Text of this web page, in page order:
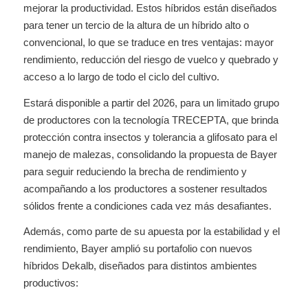
mejorar la productividad. Estos híbridos están diseñados
para tener un tercio de la altura de un híbrido alto o
convencional, lo que se traduce en tres ventajas: mayor
rendimiento, reducción del riesgo de vuelco y quebrado y
acceso a lo largo de todo el ciclo del cultivo.
Estará disponible a partir del 2026, para un limitado grupo
de productores con la tecnología TRECEPTA, que brinda
protección contra insectos y tolerancia a glifosato para el
manejo de malezas, consolidando la propuesta de Bayer
para seguir reduciendo la brecha de rendimiento y
acompañando a los productores a sostener resultados
sólidos frente a condiciones cada vez más desafiantes.
Además, como parte de su apuesta por la estabilidad y el
rendimiento, Bayer amplió su portafolio con nuevos
híbridos Dekalb, diseñados para distintos ambientes
productivos: